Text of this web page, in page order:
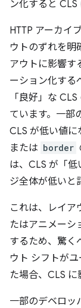
ン化すると CLS
HTTP アーカイ
ウトのずれを明
アウトに影響す
ーション化する
「良好」な
ています。 一部
CLS が低い値に
または border
は、CLS が「
ジ全体が低いと
これは、レイア
たはアニメーシ
するため、驚く
ウト シフトが
た場合、CLS に
一部のデベロッ